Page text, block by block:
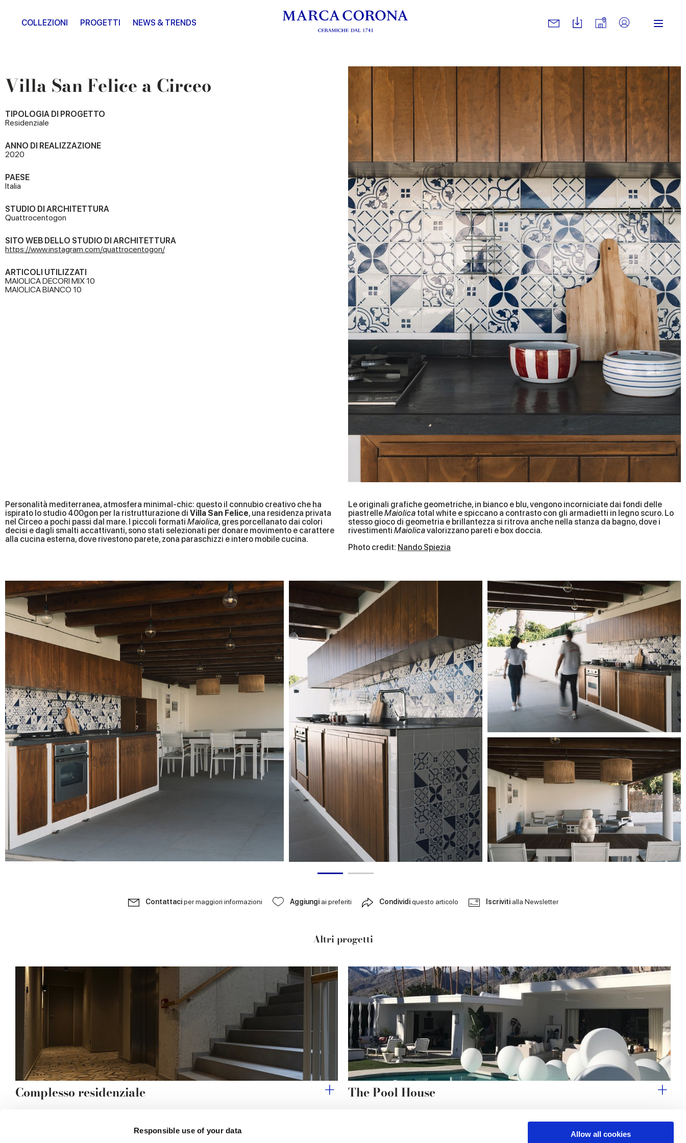
Responsible use of your data
Allow all cookies
COLLEZIONI PROGETTI NEWS & TRENDS
Villa San Felice a Circeo
TIPOLOGIA DI PROGETTO
Residenziale
ANNO DI REALIZZAZIONE
2020
PAESE
Italia
STUDIO DI ARCHITETTURA
Quattrocentogon
SITO WEB DELLO STUDIO DI ARCHITETTURA
https://www.instagram.com/quattrocentogon/
ARTICOLI UTILIZZATI
MAIOLICA DECORI MIX 10
MAIOLICA BIANCO 10
Personalità mediterranea, atmosfera minimal-chic: questo il connubio creativo che ha
ispirato lo studio 400gon per la ristrutturazione di Villa San Felice, una residenza privata
nel Circeo a pochi passi dal mare. I piccoli formati Maiolica, gres porcellanato dai colori
decisi e dagli smalti accattivanti, sono stati selezionati per donare movimento e carattere
alla cucina esterna, dove rivestono parete, zona paraschizzi e intero mobile cucina.
Le originali grafiche geometriche, in bianco e blu, vengono incorniciate dai fondi delle
piastrelleMaiolica total white e spiccano a contrasto con gli armadietti in legno scuro. Lo
stesso gioco di geometria e brillantezza si ritrova anche nella stanza da bagno, dove i
rivestimenti Maiolicavalorizzano pareti e box doccia.
Photo credit: Nando Spiezia
Contattaciper maggiori informazioni Aggiungi ai preferiti Condividiquesto articolo Iscriviti alla Newsletter
Altri progetti
Complesso residenziale The Pool House